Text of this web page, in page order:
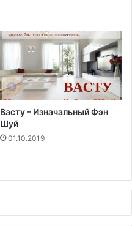
Васту – Изначальный Фэн
Шуй
01.10.2019